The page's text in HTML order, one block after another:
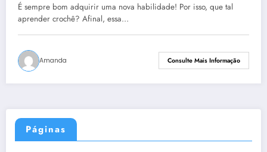
É sempre bom adquirir uma nova habilidade! Por isso, que tal
aprender crochê? Afinal, essa…
Amanda Consulte Mais Informação
Páginas